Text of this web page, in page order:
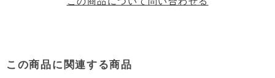
この商品に関連する商品